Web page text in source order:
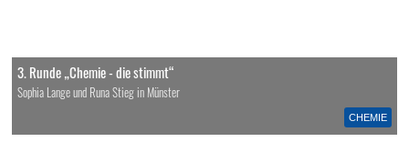
CHEMIE
3. Runde „Chemie - die stimmt“
Sophia Lange und Runa Stieg in Münster